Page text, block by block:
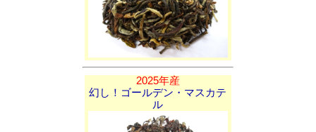
2025年産
幻し！ゴールデン・マスカテ
ル